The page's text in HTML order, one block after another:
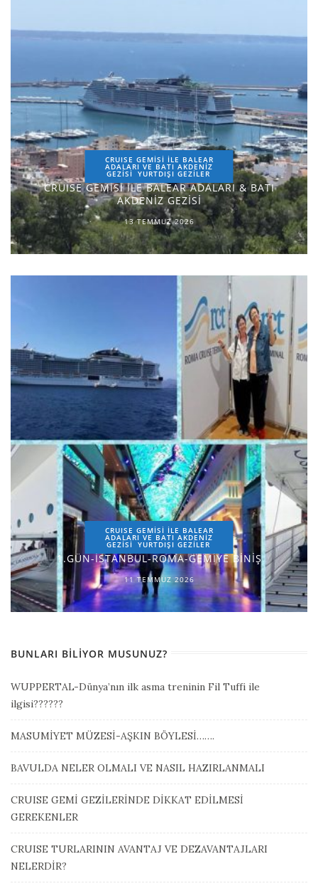
CRUISE GEMİSİ İLE BALEAR
ADALARI VE BATI AKDENİZ
GEZİSİ YURTDIŞI GEZILER
CRUISE GEMİSİ İLE BALEAR ADALARI & BATI
AKDENİZ GEZİSİ
13 TEMMUZ 2026
CRUISE GEMİSİ İLE BALEAR
ADALARI VE BATI AKDENİZ
GEZİSİ YURTDIŞI GEZILER
1.GÜN-İSTANBUL-ROMA-GEMİYE BİNİŞ
11 TEMMUZ 2026
BUNLARI BILIYOR MUSUNUZ?
WUPPERTAL-Dünya’nın ilk asma treninin Fil Tuffi ile
ilgisi??????
MASUMİYET MÜZESİ-AŞKIN BÖYLESİ…….
BAVULDA NELER OLMALI VE NASIL HAZIRLANMALI
CRUISE GEMİ GEZİLERİNDE DİKKAT EDİLMESİ
GEREKENLER
CRUISE TURLARININ AVANTAJ VE DEZAVANTAJLARI
NELERDİR?